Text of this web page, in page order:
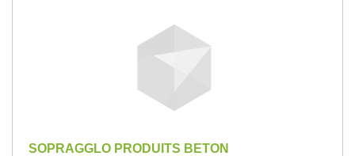
SOPRAGGLO PRODUITS BETON